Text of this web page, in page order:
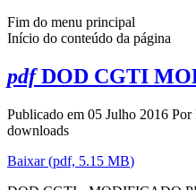
Fim do menu principal
Início do conteúdo da página
pdf DOD CGTI
Publicado em 05 Julho 2016 Por
downloads
Baixar(pdf, 5.15 MB)